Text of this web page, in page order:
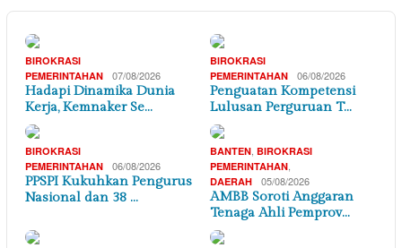
BIROKRASI
PEMERINTAHAN
07/08/2026
Hadapi Dinamika Dunia
Kerja, Kemnaker Se…
BIROKRASI
PEMERINTAHAN
06/08/2026
Penguatan Kompetensi
Lulusan Perguruan T…
BIROKRASI
PEMERINTAHAN
06/08/2026
PPSPI Kukuhkan Pengurus
Nasional dan 38 …
BANTEN BIROKRASI
PEMERINTAHAN
DAERAH 05/08/2026
AMBB Soroti Anggaran
Tenaga Ahli Pemprov…